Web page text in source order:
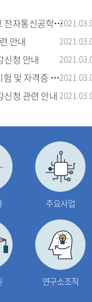
통신공학전공
안내
신청 안내
자격증 응시료
청 관련 안내
주요사업
연구소조직